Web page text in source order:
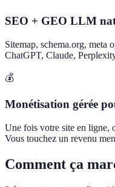
SEO + GEO LLM
Sitemap, schema.org, meta
ChatGPT, Claude,
💰
Monétisation gérée
Une fois votre site en ligne,
Vous touchez un revenu
Comment ça